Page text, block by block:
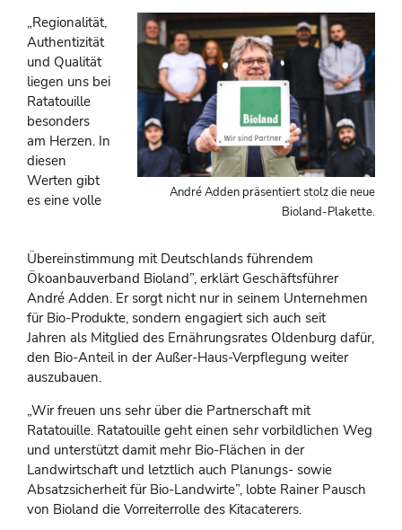
André Adden präsentiert stolz die neue
Bioland-Plakette.
„Regionalität,
Authentizität
und Qualität
liegen uns bei
Ratatouille
besonders
am Herzen. In
diesen
Werten gibt
es eine volle
Übereinstimmung mit Deutschlands führendem
Ökoanbauverband Bioland”, erklärt Geschäftsführer
André Adden. Er sorgt nicht nur in seinem Unternehmen
für Bio-Produkte, sondern engagiert sich auch seit
Jahren als Mitglied des Ernährungsrates Oldenburg dafür,
den Bio-Anteil in der Außer-Haus-Verpflegung weiter
auszubauen.
„Wir freuen uns sehr über die Partnerschaft mit
Ratatouille. Ratatouille geht einen sehr vorbildlichen Weg
und unterstützt damit mehr Bio-Flächen in der
Landwirtschaft und letztlich auch Planungs- sowie
Absatzsicherheit für Bio-Landwirte”, lobte Rainer Pausch
von Bioland die Vorreiterrolle des Kitacaterers.